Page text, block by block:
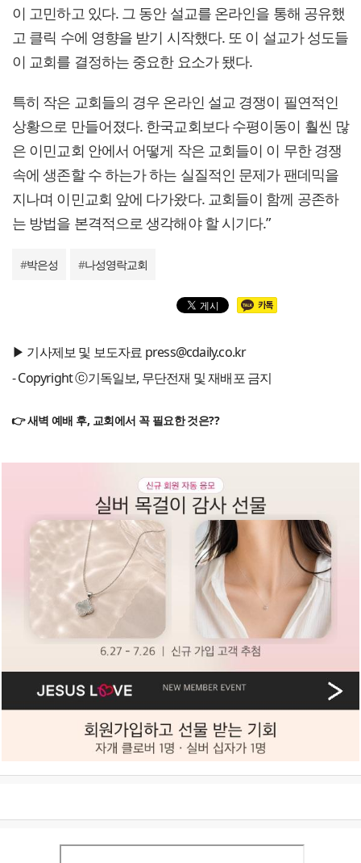
이 고민하고 있다. 그 동안 설교를 온라인을 통해 공유했
고 클릭 수에 영향을 받기 시작했다. 또 이 설교가 성도들
이 교회를 결정하는 중요한 요소가 됐다.
특히 작은 교회들의 경우 온라인 설교 경쟁이 필연적인
상황으로 만들어졌다. 한국교회보다 수평이동이 훨씬 많
은 이민교회 안에서 어떻게 작은 교회들이 이 무한 경쟁
속에 생존할 수 하는가 하는 실질적인 문제가 팬데믹을
지나며 이민교회 앞에 다가왔다. 교회들이 함께 공존하
는 방법을 본격적으로 생각해야 할 시기다.”
#박은성 #나성영락교회
▶ 기사제보 및 보도자료 press@cdaily.co.kr
- Copyright ⓒ기독일보, 무단전재 및 재배포 금지
👉 새벽 예배 후, 교회에서 꼭 필요한 것은??